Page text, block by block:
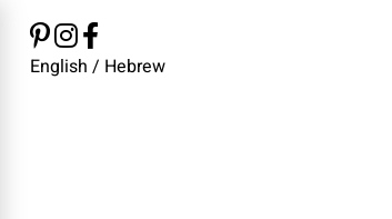
English / Hebrew